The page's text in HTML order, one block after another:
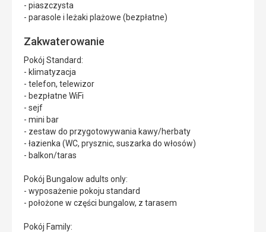
- piaszczysta
- parasole i leżaki plażowe (bezpłatne)
Zakwaterowanie
Pokój Standard:
- klimatyzacja
- telefon, telewizor
- bezpłatne WiFi
- sejf
- mini bar
- zestaw do przygotowywania kawy/herbaty
- łazienka (WC, prysznic, suszarka do włosów)
- balkon/taras
Pokój Bungalow adults only:
- wyposażenie pokoju standard
- położone w części bungalow, z tarasem
Pokój Family: